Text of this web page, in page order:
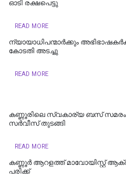
ഓടി രക്ഷപെട്ടു
READ MORE
ന്യായാധിപന്മാർക്കും
കോടതി അടച്ചു
READ MORE
കണ്ണൂരിലെ സ്വകാര്യ ബസ് സമരം
സർവീസ് തുടങ്ങി
READ MORE
കണ്ണൂർ ആറളത്ത് മാവോയിസ്റ്റ്
പരിക്ക്